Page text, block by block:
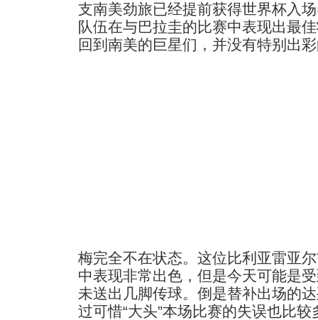
支南美劲旅已经提前获得世界杯入
队伍在与巴拉圭的比赛中表现出最
回到南美的巨星们，并没有特别出
梅完全不在状态。这位比利亚雷亚
中表现非常出色，但是今天可能是
未送出几脚传球。倒是替补出场的
过可惜“大头”本场比赛的失误也比较